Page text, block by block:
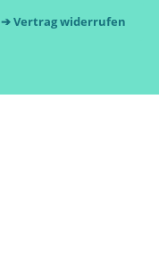
➔ Vertrag widerrufen